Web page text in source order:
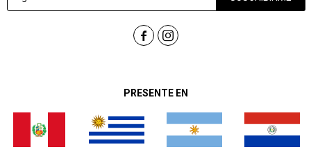
PRESENTE EN
 